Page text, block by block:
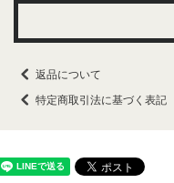
返品について
特定商取引法に基づく表記